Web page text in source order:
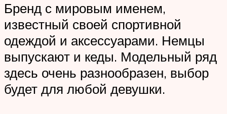
Бренд с мировым именем,
известный своей спортивной
одеждой и аксессуарами. Немцы
выпускают и кеды. Модельный ряд
здесь очень разнообразен, выбор
будет для любой девушки.